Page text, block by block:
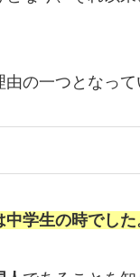
の一つとなって
学生の時でした